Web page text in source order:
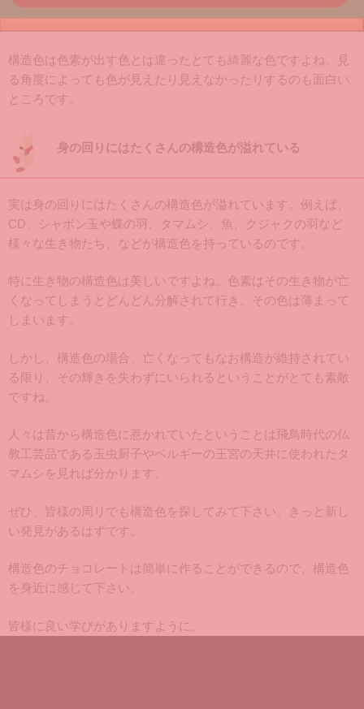
構造色は色素が出す色とは違ったとても綺麗な色ですよね。見
る角度によっても色が見えたり見えなかったりするのも面白い
ところです。
身の回りにはたくさんの構造色が溢れている
実は身の回りにはたくさんの構造色が溢れています。例えば、
CD、シャボン玉や蝶の羽、タマムシ、魚、クジャクの羽など
様々な生き物たち、などが構造色を持っているのです。
特に生き物の構造色は美しいですよね。色素はその生き物が亡
くなってしまうとどんどん分解されて行き、その色は薄まって
しまいます。
しかし、構造色の場合、亡くなってもなお構造が維持されてい
る限り、その輝きを失わずにいられるということがとても素敵
ですね。
人々は昔から構造色に惹かれていたということは飛鳥時代の仏
教工芸品である玉虫厨子やベルギーの王宮の天井に使われたタ
マムシを見れば分かります。
ぜひ、皆様の周りでも構造色を探してみて下さい。きっと新し
い発見があるはずです。
構造色のチョコレートは簡単に作ることができるので、構造色
を身近に感じて下さい。
皆様に良い学びがありますように。